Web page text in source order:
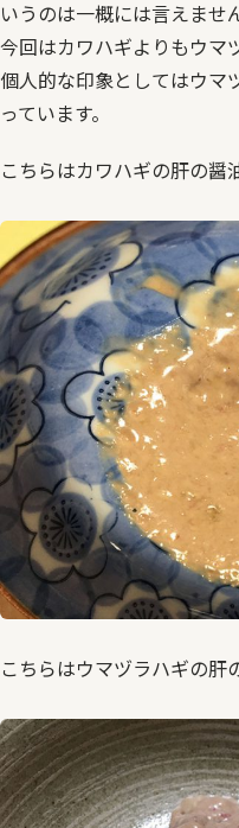
いうのは一概には言えませ
今回はカワハギよりもウマ
個人的な印象としてはウマ
っています。
こちらはカワハギの肝の醤
こちらはウマヅラハギの肝